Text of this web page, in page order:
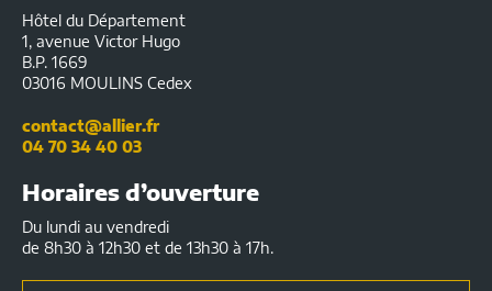
Hôtel du Département
1, avenue Victor Hugo
B.P. 1669
03016 MOULINS Cedex
contact@allier.fr
04 70 34 40 03
Horaires d’ouverture
Du lundi au vendredi
de 8h30 à 12h30 et de 13h30 à 17h.